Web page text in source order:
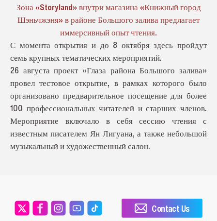
Зона «Storyland» внутри магазина «Книжный город
Шэньчжэня» в районе Большого залива предлагает
иммерсивный опыт чтения.
С момента открытия и до 8 октября здесь пройдут
семь крупных тематических мероприятий.
26 августа проект «Глаза района Большого залива»
провел тестовое открытие, в рамках которого было
организовано предварительное посещение для более
100 профессиональных читателей и старших членов.
Мероприятие включало в себя сессию чтения с
известным писателем Ян Лигуана, а также небольшой
музыкальный и художественный салон.
Contact Us